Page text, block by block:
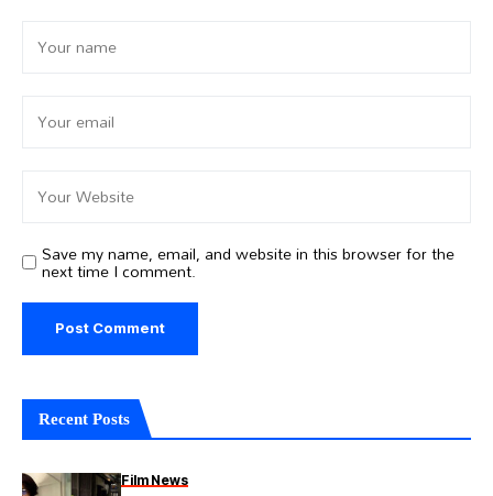
Save my name, email, and website in this browser for the
next time I comment.
Recent Posts
Film News